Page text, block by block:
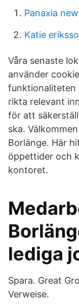
Panaxia
Katie
Våra senaste
använder
funktionaliteten
rikta relevant
för att
ska.
Borlänge. Här
öppettider och
kontoret.
lediga
Spara. Great
Verweise.